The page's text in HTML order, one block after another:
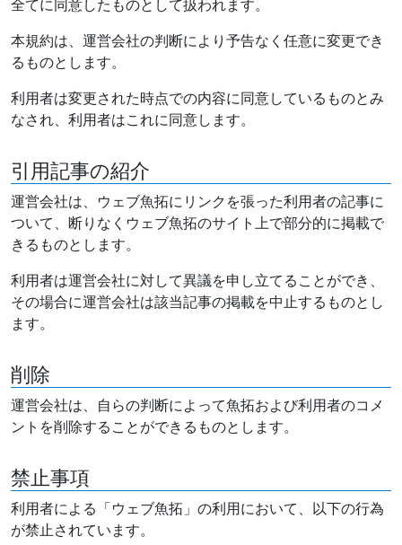
全てに同意したものとして扱われます。
本規約は、運営会社の判断により予告なく任意に変更でき
るものとします。
利用者は変更された時点での内容に同意しているものとみ
なされ、利用者はこれに同意します。
引用記事の紹介
運営会社は、ウェブ魚拓にリンクを張った利用者の記事に
ついて、断りなくウェブ魚拓のサイト上で部分的に掲載で
きるものとします。
利用者は運営会社に対して異議を申し立てることができ、
その場合に運営会社は該当記事の掲載を中止するものとし
ます。
削除
運営会社は、自らの判断によって魚拓および利用者のコメ
ントを削除することができるものとします。
禁止事項
利用者による「ウェブ魚拓」の利用において、以下の行為
が禁止されています。